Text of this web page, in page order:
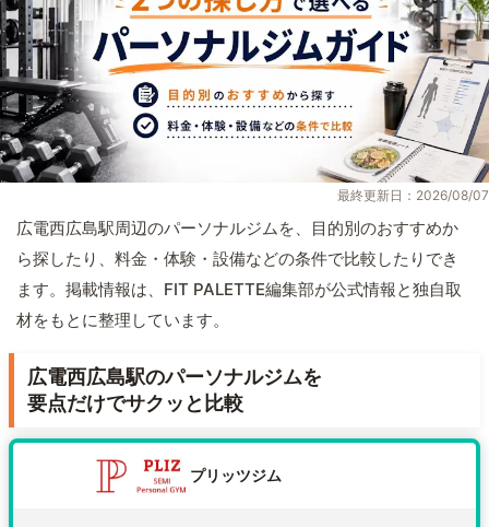
最終更新日：2026/08/07
広電西広島駅周辺のパーソナルジムを、目的別のおすすめか
ら探したり、料金・体験・設備などの条件で比較したりでき
ます。掲載情報は、FIT PALETTE編集部が公式情報と独自取
材をもとに整理しています。
広電西広島駅のパーソナルジムを
要点だけでサクッと比較
プリッツジム